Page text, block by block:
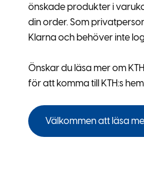
önskade produkter i
din order. Som
Klarna och behöver inte
Önskar du läsa mer om
för att komma till KTH:s
Välkommen att läsa